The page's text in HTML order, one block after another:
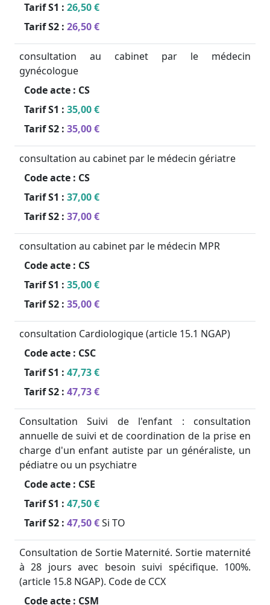
Tarif S1 : 26,50 €
Tarif S2 : 26,50 €
consultation au cabinet par le médecin
gynécologue
Code acte : CS
Tarif S1 : 35,00 €
Tarif S2 : 35,00 €
consultation au cabinet par le médecin gériatre
Code acte : CS
Tarif S1 : 37,00 €
Tarif S2 : 37,00 €
consultation au cabinet par le médecin MPR
Code acte : CS
Tarif S1 : 35,00 €
Tarif S2 : 35,00 €
consultation Cardiologique (article 15.1 NGAP)
Code acte : CSC
Tarif S1 : 47,73 €
Tarif S2 : 47,73 €
Consultation Suivi de l'enfant : consultation
annuelle de suivi et de coordination de la prise en
charge d'un enfant autiste par un généraliste, un
pédiatre ou un psychiatre
Code acte : CSE
Tarif S1 : 47,50 €
Tarif S2 : 47,50 €Si TO
Consultation de Sortie Maternité. Sortie maternité
à 28 jours avec besoin suivi spécifique. 100%.
(article 15.8 NGAP). Code de CCX
Code acte : CSM